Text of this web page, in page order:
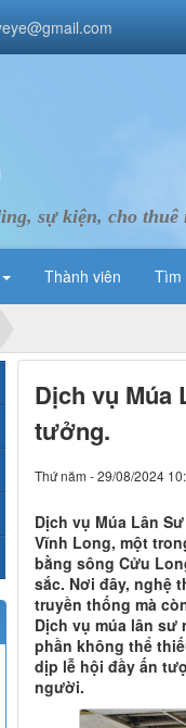
sự kiện, cho
Thành viên Tìm
Dịch vụ Múa
tưởng.
Thứ năm - 29/08/2024
Dịch vụ Múa Lân
Vĩnh Long, một
bằng sông Cửu
sắc. Nơi đây, nghệ
truyền thống mà
Dịch vụ múa lân sư
phần không thể
dịp lễ hội đầy ấn
người.